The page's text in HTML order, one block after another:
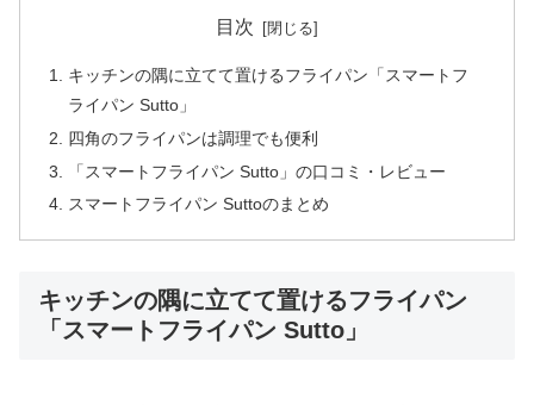
目次
キッチンの隅に立てて置けるフライパン「スマートフ
ライパン Sutto」
四角のフライパンは調理でも便利
「スマートフライパン Sutto」の口コミ・レビュー
スマートフライパン Suttoのまとめ
キッチンの隅に立てて置けるフライパン
「スマートフライパン Sutto」